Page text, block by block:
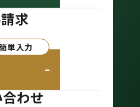
求
単入力
わせ